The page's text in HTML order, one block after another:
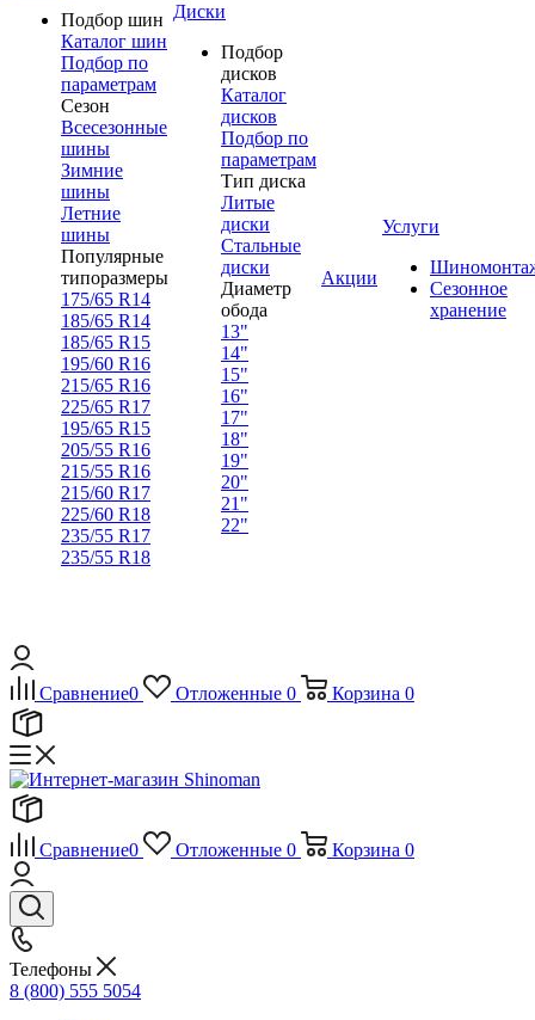
Подбор шин
Каталог шин
Подбор по
параметрам
Сезон
Всесезонные
шины
Зимние
шины
Летние
шины
Популярные
типоразмеры
175/65 R14
185/65 R14
185/65 R15
195/60 R16
215/65 R16
225/65 R17
195/65 R15
205/55 R16
215/55 R16
215/60 R17
225/60 R18
235/55 R17
235/55 R18
Диски
Подбор
дисков
Каталог
дисков
Подбор по
параметрам
Тип диска
Литые
диски
Стальные
диски
Диаметр
обода
13"
14"
15"
16"
17"
18"
19"
20"
21"
22"
Акции
Услуги
Сезонное
хранение
Сравнение0 Отложенные 0 Корзина 0
Сравнение0 Отложенные 0 Корзина 0
Телефоны
8 (800) 555 5054